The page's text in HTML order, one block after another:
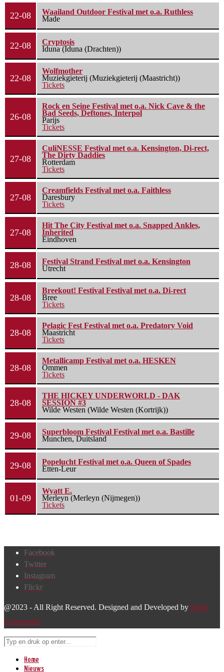
22-08
Waailand Outdoor Festival met o.a. Ruthless
Made
22-08
Cryptosis
Iduna (Iduna (Drachten))
22-08
Wolfmother
Muziekgieterij (Muziekgieterij (Maastricht))
Tickets
26-08
Rock en Seine Festival met o.a. Nick Cave & the
Bad Seeds, Deftones, Interpol
Parijs
Tickets
27-08
CuliNESSE Festival met o.a. Kensington, Di-rect,
The Dirty Daddies
Rotterdam
Tickets
27-08
Creamfields Festival met o.a. Faithless
Daresbury
Tickets
27-08
Hit The City Festival met o.a. Snapped Ankles,
Inherited
Eindhoven
28-08
Festival Strand Festival met o.a. Kensington
Utrecht
28-08
Breekout! Festival Festival met o.a. Di-rect
Bree
Tickets
28-08
Pelagic Fest Festival met o.a. Predatory Void
Maastricht
Tickets
28-08
Metallicamp Festival met o.a. HESKEN
Ommen
Tickets
28-08
THE HICKEY UNDERWORLD - DAK
SESSION #3
Wilde Westen (Wilde Westen (Kortrijk))
29-08
Superbloom Festival Festival met o.a. Bastille
Munchen, Duitsland
29-08
Popelucht Festival met o.a. Queen of Spades
Etten-Leur
01-09
Wyatt E.
Merleyn (Merleyn (Nijmegen))
Tickets
Facebook
Twitter
Instagram
Flickr
@2023 - All Right Reserved. Designed and Developed by Harm
Lourenssen
Home
Nieuws